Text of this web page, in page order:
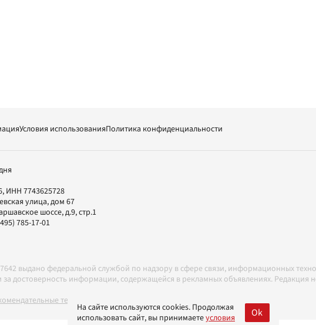
Условия использованияПолитика конфиденциальности
ИНН 7743625728
улица, дом 67
шоссе, д.9, стр.1
785-17-01
выдано федеральной службой по надзору в сфере связи, информационных
за достоверность информации, содержащейся в рекламных объявлениях.
технологии в соответствии с Правилами
На сайте используются cookies. Продолжая
использовать сайт, вы принимаетеусловия Ok